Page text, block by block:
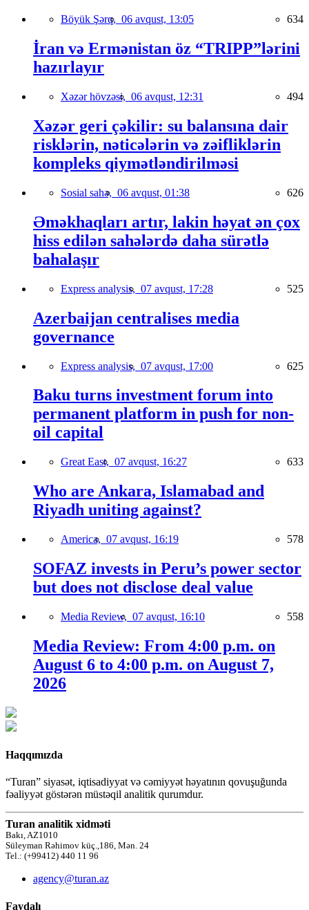
Böyük Şərq, 06 avqust, 13:05 634
İran və Ermənistan öz “TRIPP”lərini
hazırlayır
Xəzər hövzəsi, 06 avqust, 12:31 494
Xəzər geri çəkilir: su balansına dair
risklərin, nəticələrin və zəifliklərin
kompleks qiymətləndirilməsi
Sosial sahə, 06 avqust, 01:38 626
Əməkhaqları artır, lakin həyat ən çox
hiss edilən sahələrdə daha sürətlə
bahalaşır
Express analysis, 07 avqust, 17:28 525
Azerbaijan centralises media
governance
Express analysis, 07 avqust, 17:00 625
Baku turns investment forum into
permanent platform in push for non-
oil capital
Great East, 07 avqust, 16:27 633
Who are Ankara, Islamabad and
Riyadh uniting against?
America, 07 avqust, 16:19 578
SOFAZ invests in Peru’s power sector
but does not disclose deal value
Media Review, 07 avqust, 16:10 558
Media Review: From 4:00 p.m. on
August 6 to 4:00 p.m. on August 7,
2026
Haqqımızda
“Turan” siyasət, iqtisadiyyat və cəmiyyət həyatının qovuşuğunda
fəaliyyət göstərən müstəqil analitik qurumdur.
Turan analitik xidməti
Bakı, AZ1010
Süleyman Rəhimov küç.,186, Mən. 24
Tel.: (+99412) 440 11 96
agency@turan.az
Faydalı